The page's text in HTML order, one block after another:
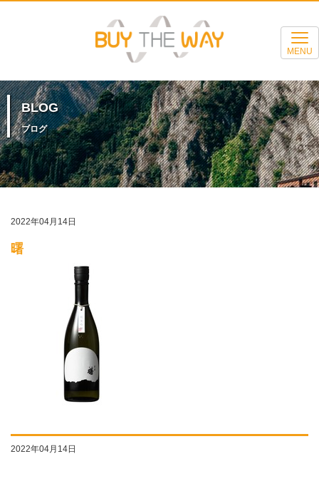
MENU
BLOG
ブログ
2022年04月14日
曙
2022年04月14日